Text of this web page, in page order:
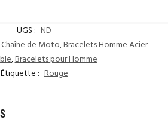
UGS : ND
de Moto,Bracelets Homme Acier
,Bracelets pour Homme
Étiquette : Rouge